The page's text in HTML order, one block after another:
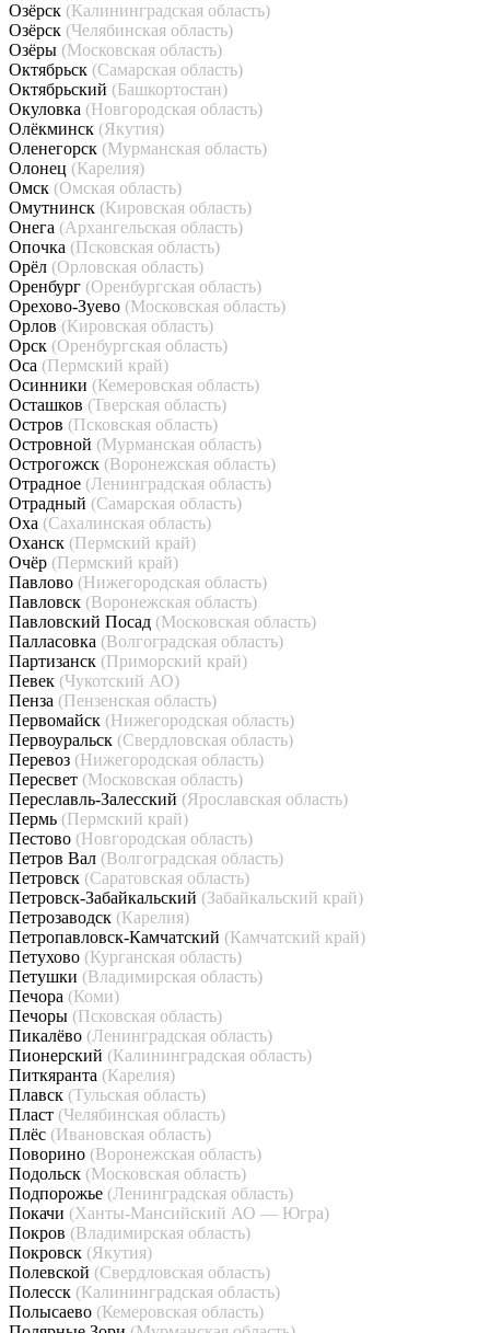
Озёрск (Калининградская область)
Озёрск (Челябинская область)
Озёры (Московская область)
Октябрьск (Самарская область)
Октябрьский (Башкортостан)
Окуловка (Новгородская область)
Олёкминск (Якутия)
Оленегорск (Мурманская область)
Олонец (Карелия)
Омск (Омская область)
Омутнинск (Кировская область)
Онега (Архангельская область)
Опочка (Псковская область)
Орёл (Орловская область)
Оренбург (Оренбургская область)
Орехово-Зуево (Московская область)
Орлов (Кировская область)
Орск (Оренбургская область)
Оса (Пермский край)
Осинники (Кемеровская область)
Осташков (Тверская область)
Остров (Псковская область)
Островной (Мурманская область)
Острогожск (Воронежская область)
Отрадное (Ленинградская область)
Отрадный (Самарская область)
Оха (Сахалинская область)
Оханск (Пермский край)
Очёр (Пермский край)
Павлово (Нижегородская область)
Павловск (Воронежская область)
Павловский Посад (Московская область)
Палласовка (Волгоградская область)
Партизанск (Приморский край)
Певек (Чукотский АО)
Пенза (Пензенская область)
Первомайск (Нижегородская область)
Первоуральск (Свердловская область)
Перевоз (Нижегородская область)
Пересвет (Московская область)
Переславль-Залесский (Ярославская область)
Пермь (Пермский край)
Пестово (Новгородская область)
Петров Вал (Волгоградская область)
Петровск (Саратовская область)
Петровск-Забайкальский (Забайкальский край)
Петрозаводск (Карелия)
Петропавловск-Камчатский (Камчатский край)
Петухово (Курганская область)
Петушки (Владимирская область)
Печора (Коми)
Печоры (Псковская область)
Пикалёво (Ленинградская область)
Пионерский (Калининградская область)
Питкяранта (Карелия)
Плавск (Тульская область)
Пласт (Челябинская область)
Плёс (Ивановская область)
Поворино (Воронежская область)
Подольск (Московская область)
Подпорожье (Ленинградская область)
Покачи (Ханты-Мансийский АО — Югра)
Покров (Владимирская область)
Покровск (Якутия)
Полевской (Свердловская область)
Полесск (Калининградская область)
Полысаево (Кемеровская область)